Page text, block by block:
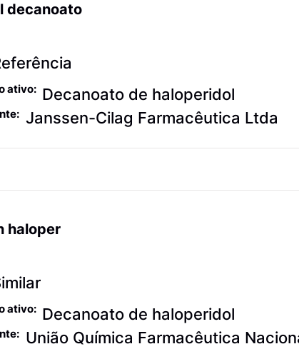
decanoato
Janssen-Cilag Farmacêutica Ltda
ativo: Decanoato de haloperidol
haloper
União Química Farmacêutica
ativo: Decanoato de haloperidol